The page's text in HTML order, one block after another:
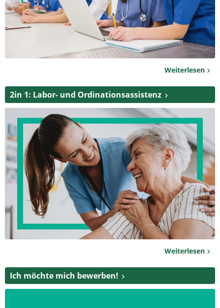
Weiterlesen
2in 1: Labor- und Ordinationsassistenz
Weiterlesen
Ich möchte mich bewerben!